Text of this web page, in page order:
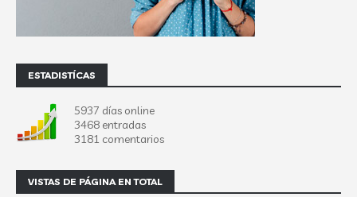
ESTADISTÍCAS
5937 días online
3468 entradas
3181 comentarios
VISTAS DE PÁGINA EN TOTAL